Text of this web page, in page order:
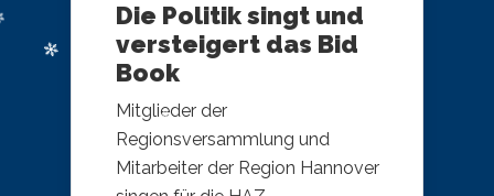
Die Politik singt und
versteigert das Bid
Book
Mitglieder der
Regionsversammlung und
Mitarbeiter der Region Hannover